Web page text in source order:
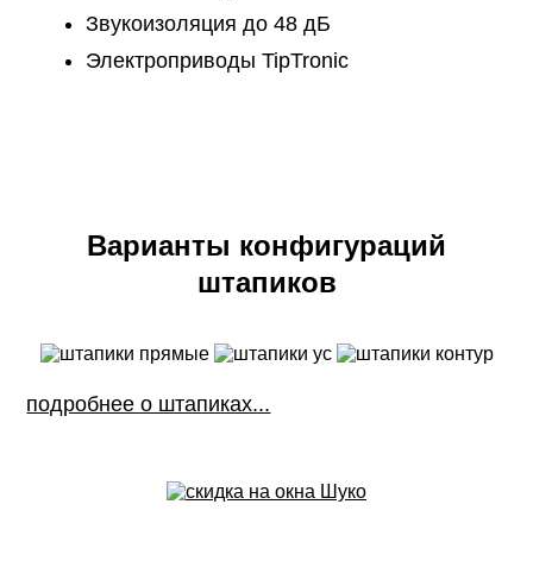
Звукоизоляция до 48 дБ
Электроприводы TipTronic
Варианты конфигураций
штапиков
подробнее о штапиках...